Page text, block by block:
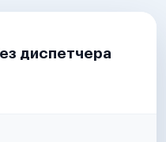
диспетчера